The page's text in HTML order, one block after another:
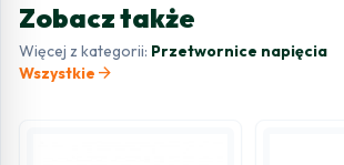
Zobacz także
Więcej z kategorii: Przetwornice napięcia
Wszystkie arrow_forward